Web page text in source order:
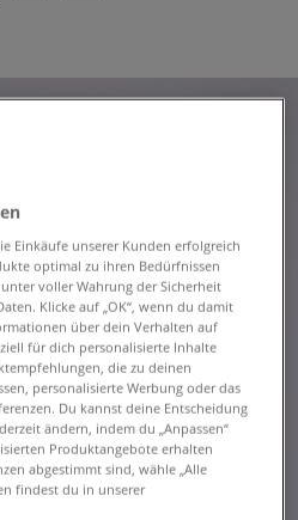
Einkäufe unserer Kunden erfolgreich
optimal zu ihren Bedürfnissen
voller Wahrung der Sicherheit
Klicke auf „OK“, wenn du damit
über dein Verhalten auf
für dich personalisierte Inhalte
die zu deinen
personalisierte Werbung oder das
Du kannst deine Entscheidung
ändern, indem du „Anpassen“
Produktangebote erhalten
abgestimmt sind, wähle „Alle
findest du in unserer